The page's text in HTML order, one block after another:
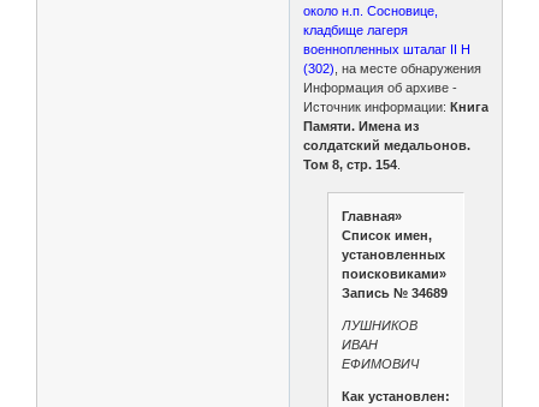
около н.п. Сосновице,
кладбище лагеря
военнопленных шталаг II Н
(302) , на месте обнаружения
Информация об архиве -
Источник информации:Книга
Памяти. Имена из
солдатский медальонов.
Том 8, стр. 154
Главная»
Список имен,
установленных
поисковиками»
Запись № 34689
ЛУШНИКОВ
ИВАН
ЕФИМОВИЧ
Как установлен: